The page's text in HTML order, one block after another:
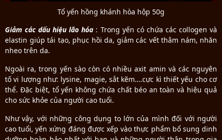
Tổ yến hồng khánh hòa hộp 50g
Giảm các dấu hiệu lão hóa : Trong yến có chứa các collogen và
elastin giúp tái tạo, phục hồi da, giảm các vết thâm nám, nhăn
nheo trên da.
Ngoài ra, trong yến sào còn có nhiều axit amin và các nguyên
tố vi lượng như: lysine, magie, sắt kẽm….cực kì thiết yếu cho cơ
thể. Đặc biệt, tổ yến không chứa chất béo an toàn và hiệu quả
cho sức khỏe của người cao tuổi.
Như vậy, với những công dụng to lớn của mình đối với người
cao tuổi, yến xứng đáng được xếp vào thực phẩm bổ sung dinh